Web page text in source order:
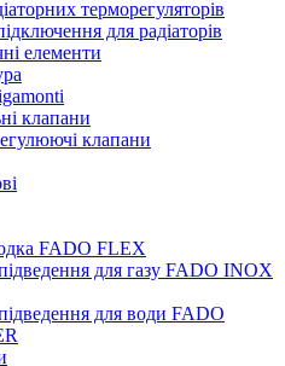
терморегуляторів
для радіаторів
елементи
клапани
клапани
FADO FLEX
для газу FADO INOX
для води FADO